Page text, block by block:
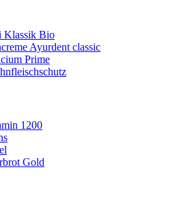
Klassik Bio
Ayurdent classic
Prime
1200
Gold